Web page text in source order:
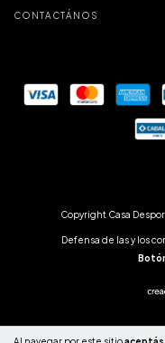
CONTACTÁNOS
Copyright Casa
Defensa de las y los